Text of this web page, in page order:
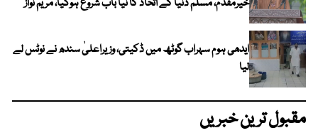
خیرمقدم، مسلم دنیا کے اتحاد کا نیا باب شروع ہوگیا، مریم نواز
ایدھی ہوم سہراب گوٹھ میں ڈکیتی، وزیراعلیٰ سندھ نے نوٹس لے
لیا
مقبول ترین خبریں